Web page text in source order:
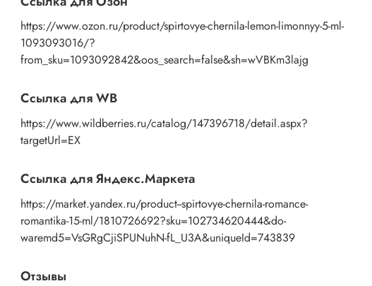
https://www.ozon.ru/product/spirtovye-chernila-lemon-limonnyy-5-ml-
1093093016/?
from_sku=1093092842&oos_search=false&sh=wVBKm3lajg
Ссылка для WB
https://www.wildberries.ru/catalog/147396718/detail.aspx?
targetUrl=EX
Ссылка для Яндекс.Маркета
https://market.yandex.ru/product--spirtovye-chernila-romance-
romantika-15-ml/1810726692?sku=102734620444&do-
waremd5=VsGRgCjiSPUNuhN-fL_U3A&uniqueId=743839
Отзывы